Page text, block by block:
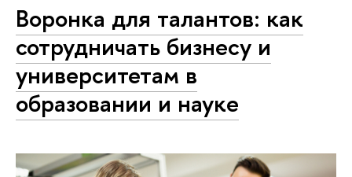
Воронка для талантов: как
сотрудничать бизнесу и
университетам в
образовании и науке